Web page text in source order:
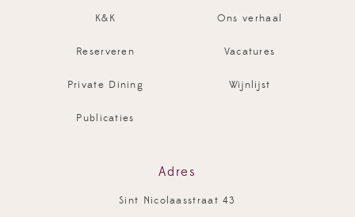
K&K
Reserveren
Private Dining
Publicaties
Ons verhaal
Vacatures
Wijnlijst
Adres
Sint Nicolaasstraat 43